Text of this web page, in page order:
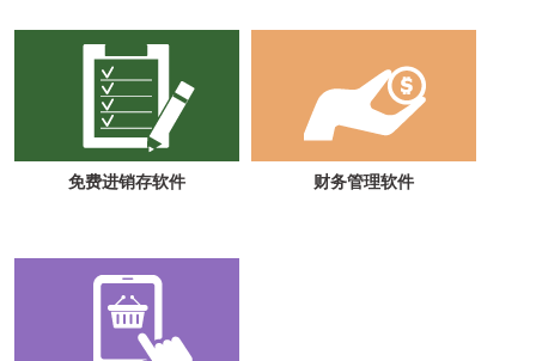
免费进销存软件 财务管理软件